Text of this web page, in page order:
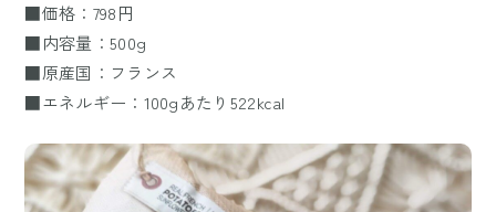
■価格：798円
■内容量：500g
■原産国：フランス
■エネルギー：100gあたり522kcal